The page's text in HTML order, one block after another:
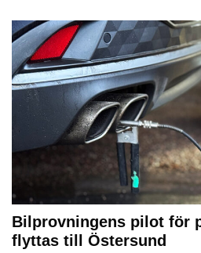
Bilprovningens pilot för
flyttas till Östersund